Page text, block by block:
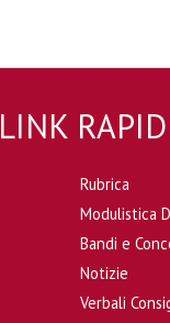
LINK
Rubrica
Modulistica
Bandi e
Notizie
Verbali